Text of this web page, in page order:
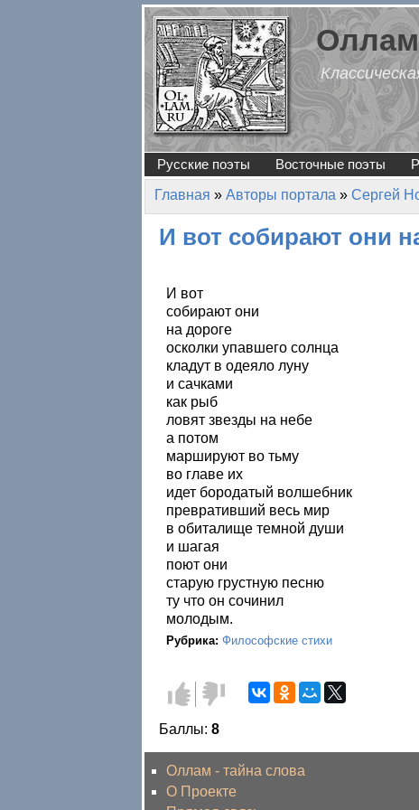
Перейти к основному содержанию
Русские поэты Восточные поэты
Вы здесь
Главная » Авторы портала » Сергей
И вот собирают они
И вот
собирают они
на дороге
осколки упавшего солнца
кладут в одеяло луну
и сачками
как рыб
ловят звезды на небе
а потом
маршируют во тьму
во главе их
идет бородатый волшебник
превративший весь мир
в обиталище темной души
и шагая
поют они
старую грустную песню
ту что он сочинил
молодым.
Рубрика: Философские стихи
Голос
за!
Голос
против!
Баллы: 8
Оллам - тайна слова
О Проекте